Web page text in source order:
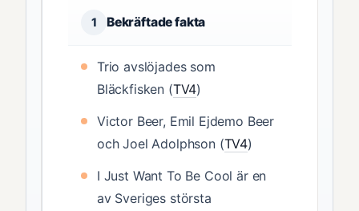
1 Bekräftade fakta
Trio avslöjades som
Bläckfisken (TV4)
Victor Beer, Emil Ejdemo Beer
och Joel Adolphson (TV4)
I Just Want To Be Cool är en
av Sveriges största